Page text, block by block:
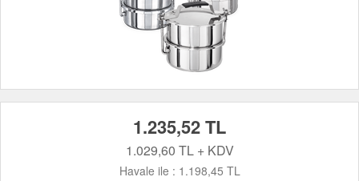
1.235,52 TL
1.029,60 TL + KDV
Havale ile : 1.198,45 TL